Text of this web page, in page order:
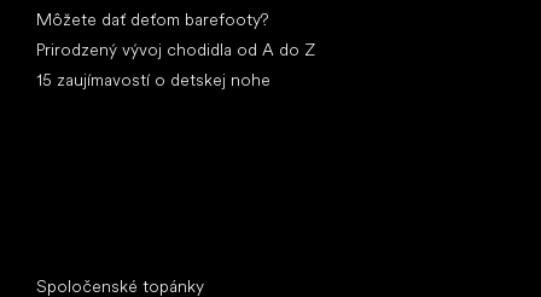
Môžete dať deťom barefooty?
Prirodzený vývoj chodidla od A do Z
15 zaujímavostí o detskej nohe
Spoločenské topánky